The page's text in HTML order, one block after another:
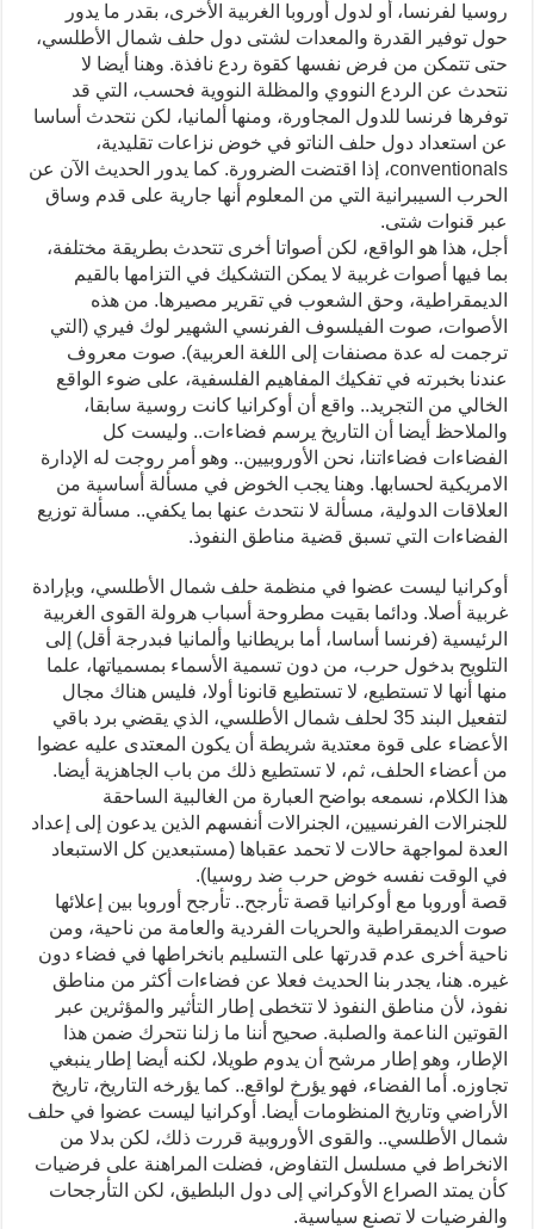
روسيا لفرنسا، أو لدول أوروبا الغربية الأخرى، بقدر ما يدور
حول توفير القدرة والمعدات لشتى دول حلف شمال الأطلسي،
حتى تتمكن من فرض نفسها كقوة ردع نافذة. وهنا أيضا لا
نتحدث عن الردع النووي والمظلة النووية فحسب، التي قد
توفرها فرنسا للدول المجاورة، ومنها ألمانيا، لكن نتحدث أساسا
عن استعداد دول حلف الناتو في خوض نزاعات تقليدية،
conventionals، إذا اقتضت الضرورة. كما يدور الحديث الآن عن
الحرب السيبرانية التي من المعلوم أنها جارية على قدم وساق
عبر قنوات شتى.
أجل، هذا هو الواقع، لكن أصواتا أخرى تتحدث بطريقة مختلفة،
بما فيها أصوات غربية لا يمكن التشكيك في التزامها بالقيم
الديمقراطية، وحق الشعوب في تقرير مصيرها. من هذه
الأصوات، صوت الفيلسوف الفرنسي الشهير لوك فيري (التي
ترجمت له عدة مصنفات إلى اللغة العربية). صوت معروف
عندنا بخبرته في تفكيك المفاهيم الفلسفية، على ضوء الواقع
الخالي من التجريد.. واقع أن أوكرانيا كانت روسية سابقا،
والملاحظ أيضا أن التاريخ يرسم فضاءات.. وليست كل
الفضاءات فضاءاتنا، نحن الأوروبيين.. وهو أمر روجت له الإدارة
الامريكية لحسابها. وهنا يجب الخوض في مسألة أساسية من
العلاقات الدولية، مسألة لا نتحدث عنها بما يكفي.. مسألة توزيع
الفضاءات التي تسبق قضية مناطق النفوذ.
أوكرانيا ليست عضوا في منظمة حلف شمال الأطلسي، وبإرادة
غربية أصلا. ودائما بقيت مطروحة أسباب هرولة القوى الغربية
الرئيسية (فرنسا أساسا، أما بريطانيا وألمانيا فبدرجة أقل) إلى
التلويح بدخول حرب، من دون تسمية الأسماء بمسمياتها، علما
منها أنها لا تستطيع، لا تستطيع قانونا أولا، فليس هناك مجال
لتفعيل البند 35 لحلف شمال الأطلسي، الذي يقضي برد باقي
الأعضاء على قوة معتدية شريطة أن يكون المعتدى عليه عضوا
من أعضاء الحلف، ثم، لا تستطيع ذلك من باب الجاهزية أيضا.
هذا الكلام، نسمعه بواضح العبارة من الغالبية الساحقة
للجنرالات الفرنسيين، الجنرالات أنفسهم الذين يدعون إلى إعداد
العدة لمواجهة حالات لا تحمد عقباها (مستبعدين كل الاستبعاد
في الوقت نفسه خوض حرب ضد روسيا).
قصة أوروبا مع أوكرانيا قصة تأرجح.. تأرجح أوروبا بين إعلائها
صوت الديمقراطية والحريات الفردية والعامة من ناحية، ومن
ناحية أخرى عدم قدرتها على التسليم بانخراطها في فضاء دون
غيره. هنا، يجدر بنا الحديث فعلا عن فضاءات أكثر من مناطق
نفوذ، لأن مناطق النفوذ لا تتخطى إطار التأثير والمؤثرين عبر
القوتين الناعمة والصلبة. صحيح أننا ما زلنا نتحرك ضمن هذا
الإطار، وهو إطار مرشح أن يدوم طويلا، لكنه أيضا إطار ينبغي
تجاوزه. أما الفضاء، فهو يؤرخ لواقع.. كما يؤرخه التاريخ، تاريخ
الأراضي وتاريخ المنظومات أيضا. أوكرانيا ليست عضوا في حلف
شمال الأطلسي.. والقوى الأوروبية قررت ذلك، لكن بدلا من
الانخراط في مسلسل التفاوض، فضلت المراهنة على فرضيات
كأن يمتد الصراع الأوكراني إلى دول البلطيق، لكن التأرجحات
والفرضيات لا تصنع سياسية.